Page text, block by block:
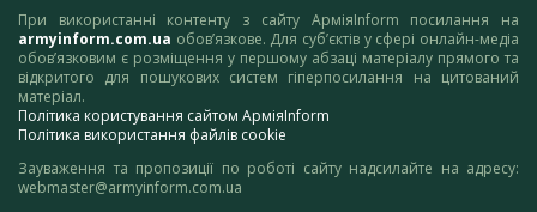
При використанні контенту з сайту АрміяInform посилання на
armyinform.com.ua обов’язкове. Для суб’єктів у сфері онлайн-медіа
обов’язковим є розміщення у першому абзаці матеріалу прямого та
відкритого для пошукових систем гіперпосилання на цитований
матеріал.
Політика користування сайтом АрміяInform
Політика використання файлів cookie
Зауваження та пропозиції по роботі сайту надсилайте на адресу:
webmaster@armyinform.com.ua